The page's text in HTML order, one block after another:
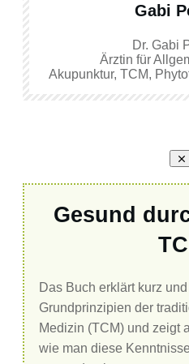
Gabi
Dr. Gabi
Ärztin für
Akupunktur, TCM,
Gesund
Das Buch erklärt kurz
Grundprinzipien der
Medizin (TCM) und zeigt
wie man diese